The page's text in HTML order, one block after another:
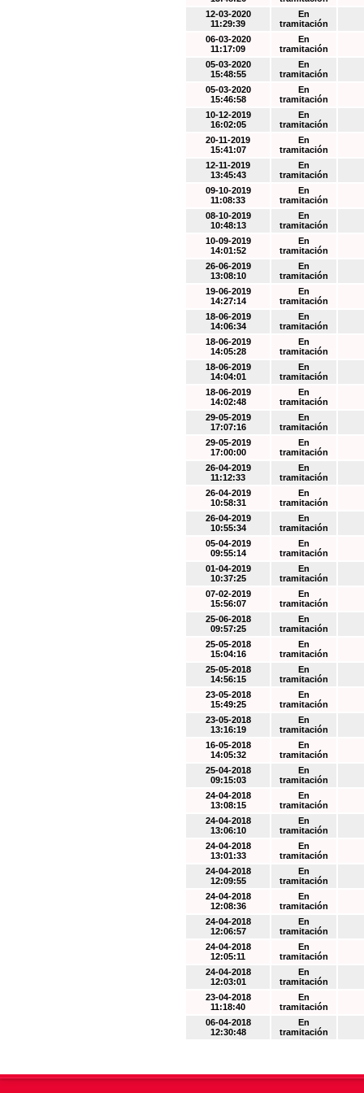
12-03-2020
11:29:39
En
tramitación
06-03-2020
11:17:09
En
tramitación
05-03-2020
15:48:55
En
tramitación
05-03-2020
15:46:58
En
tramitación
10-12-2019
16:02:05
En
tramitación
20-11-2019
15:41:07
En
tramitación
12-11-2019
13:45:43
En
tramitación
09-10-2019
11:08:33
En
tramitación
08-10-2019
10:48:13
En
tramitación
10-09-2019
14:01:52
En
tramitación
26-06-2019
13:08:10
En
tramitación
19-06-2019
14:27:14
En
tramitación
18-06-2019
14:06:34
En
tramitación
18-06-2019
14:05:28
En
tramitación
18-06-2019
14:04:01
En
tramitación
18-06-2019
14:02:48
En
tramitación
29-05-2019
17:07:16
En
tramitación
29-05-2019
17:00:00
En
tramitación
26-04-2019
11:12:33
En
tramitación
26-04-2019
10:58:31
En
tramitación
26-04-2019
10:55:34
En
tramitación
05-04-2019
09:55:14
En
tramitación
01-04-2019
10:37:25
En
tramitación
07-02-2019
15:56:07
En
tramitación
25-06-2018
09:57:25
En
tramitación
25-05-2018
15:04:16
En
tramitación
25-05-2018
14:56:15
En
tramitación
23-05-2018
15:49:25
En
tramitación
23-05-2018
13:16:19
En
tramitación
16-05-2018
14:05:32
En
tramitación
25-04-2018
09:15:03
En
tramitación
24-04-2018
13:08:15
En
tramitación
24-04-2018
13:06:10
En
tramitación
24-04-2018
13:01:33
En
tramitación
24-04-2018
12:09:55
En
tramitación
24-04-2018
12:08:36
En
tramitación
24-04-2018
12:06:57
En
tramitación
24-04-2018
12:05:11
En
tramitación
24-04-2018
12:03:01
En
tramitación
23-04-2018
11:18:40
En
tramitación
06-04-2018
12:30:48
En
tramitación